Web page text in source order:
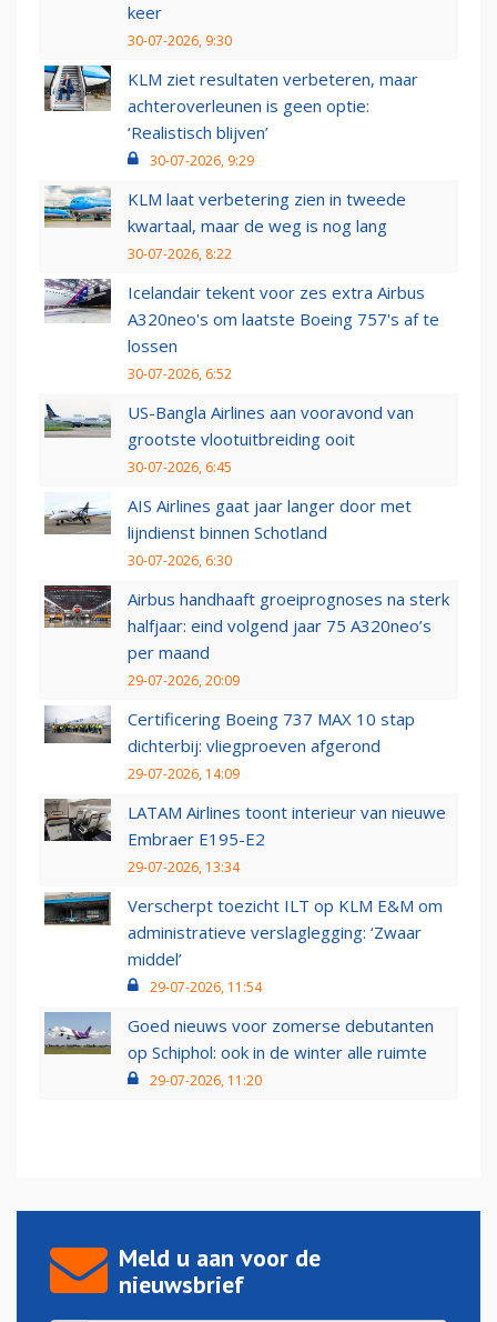
keer
30-07-2026, 9:30
KLM ziet resultaten verbeteren, maar
achteroverleunen is geen optie:
‘Realistisch blijven’
30-07-2026, 9:29
KLM laat verbetering zien in tweede
kwartaal, maar de weg is nog lang
30-07-2026, 8:22
Icelandair tekent voor zes extra Airbus
A320neo's om laatste Boeing 757's af te
lossen
30-07-2026, 6:52
US-Bangla Airlines aan vooravond van
grootste vlootuitbreiding ooit
30-07-2026, 6:45
AIS Airlines gaat jaar langer door met
lijndienst binnen Schotland
30-07-2026, 6:30
Airbus handhaaft groeiprognoses na sterk
halfjaar: eind volgend jaar 75 A320neo’s
per maand
29-07-2026, 20:09
Certificering Boeing 737 MAX 10 stap
dichterbij: vliegproeven afgerond
29-07-2026, 14:09
LATAM Airlines toont interieur van nieuwe
Embraer E195-E2
29-07-2026, 13:34
Verscherpt toezicht ILT op KLM E&M om
administratieve verslaglegging: ‘Zwaar
middel’
29-07-2026, 11:54
Goed nieuws voor zomerse debutanten
op Schiphol: ook in de winter alle ruimte
29-07-2026, 11:20
Meld u aan voor de
nieuwsbrief